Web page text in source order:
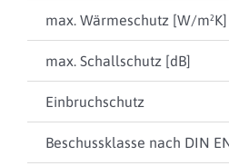
max. Wärmeschutz [W/m²K]
max. Schallschutz [dB]
Einbruchschutz
Beschussklasse nach DIN